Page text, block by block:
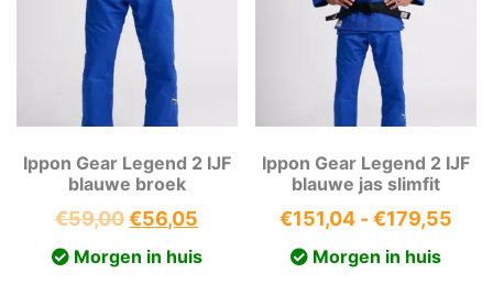
Ippon Gear Legend 2 IJF
blauwe broek
€59,00Oorspronkelijke
prijs
€56,05
prijs
Morgen in huis
Ippon Gear Legend 2 IJF
blauwe jas slimfit
€151,04 -€179,55
Morgen in huis